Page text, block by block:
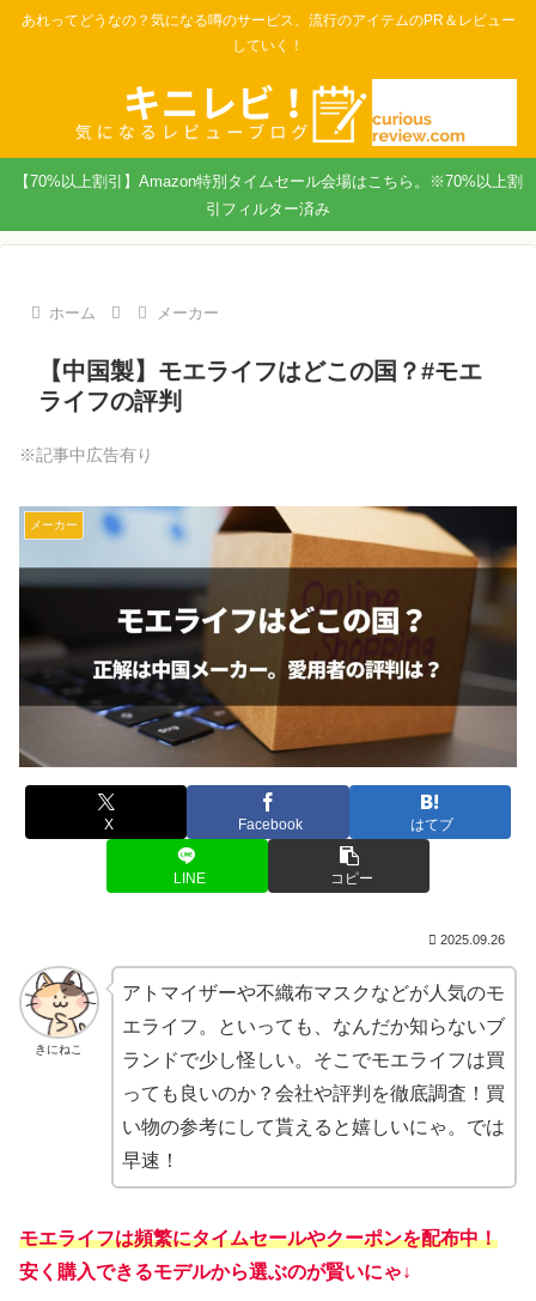
あれってどうなの？気になる噂のサービス、流行のアイテムのPR＆レビュー
していく！
【70%以上割引】Amazon特別タイムセール会場はこちら。※70%以上割
引フィルター済み
ホーム メーカー
【中国製】モエライフはどこの国？#モエ
ライフの評判
※記事中広告有り
メーカー
X Facebook はてブ
LINE コピー
2025.09.26
きにねこ
アトマイザーや不織布マスクなどが人気のモ
エライフ。といっても、なんだか知らないブ
ランドで少し怪しい。そこでモエライフは買
っても良いのか？会社や評判を徹底調査！買
い物の参考にして貰えると嬉しいにゃ。では
早速！
モエライフは頻繁にタイムセールやクーポンを配布中！
安く購入できるモデルから選ぶのが賢いにゃ↓